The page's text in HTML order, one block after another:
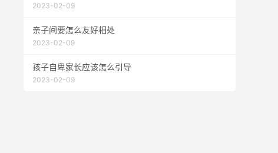
2023-02-09
亲子间要怎么友好相处
2023-02-09
孩子自卑家长应该怎么引导
2023-02-09